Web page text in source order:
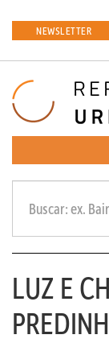
NEWSLETTER
LUZ E